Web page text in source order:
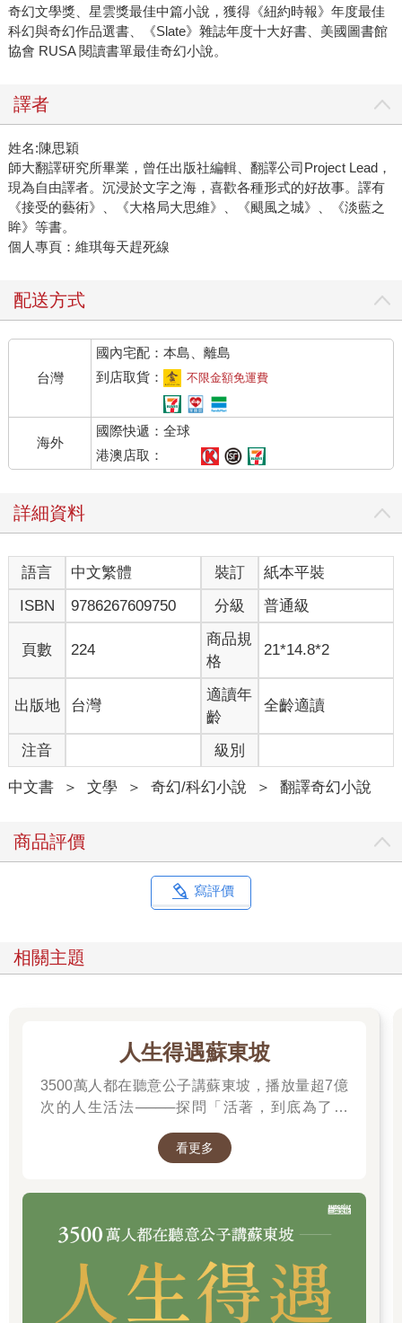
奇幻文學獎、星雲獎最佳中篇小說，獲得《紐約時報》年度最佳
科幻與奇幻作品選書、《Slate》雜誌年度十大好書、美國圖書館
協會 RUSA 閱讀書單最佳奇幻小說。
譯者
姓名:陳思穎
師大翻譯研究所畢業，曾任出版社編輯、翻譯公司Project Lead，
現為自由譯者。沉浸於文字之海，喜歡各種形式的好故事。譯有
《接受的藝術》、《大格局大思維》、《颶風之城》、《淡藍之
眸》等書。
個人專頁：維琪每天趕死線
配送方式
台灣
國內宅配：本島、離島
到店取貨：
不限金額免運費
海外
國際快遞：全球
港澳店取：
詳細資料
語言 中文繁體 裝訂
紙本平裝
ISBN
9786267609750 分級 普通級
頁數 224
商品規
格
21*14.8*2
出版地 台灣
適讀年
齡
全齡適讀
注音 級別
中文書 ＞ 文學 ＞ 奇幻/科幻小說 ＞ 翻譯奇幻小說
商品評價
寫評價
相關主題
人生得遇蘇東坡
3500萬人都在聽意公子講蘇東坡，播放量超7億
次的人生活法────探問「活著，到底為了什
看更多